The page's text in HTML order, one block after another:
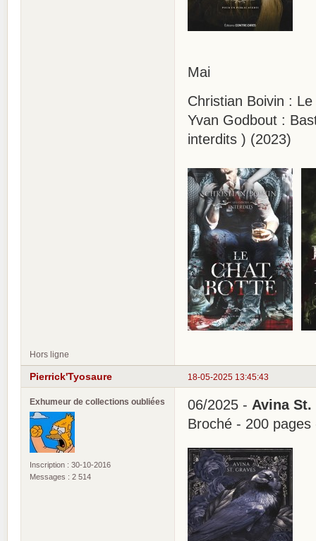
Mai
Christian Boivin :
Yvan Godbout :
interdits ) (2023)
Hors ligne
18-05-2025 13:45:43
Pierrick'Tyosaure
Exhumeur de collections oubliées
Inscription : 30-10-2016
Messages : 2 514
06/2025 - Avina
Broché - 200